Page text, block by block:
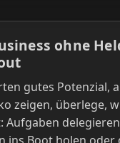
ohne
gutes Potenzial,
zeigen, überlege,
Aufgaben
ins Boot holen oder